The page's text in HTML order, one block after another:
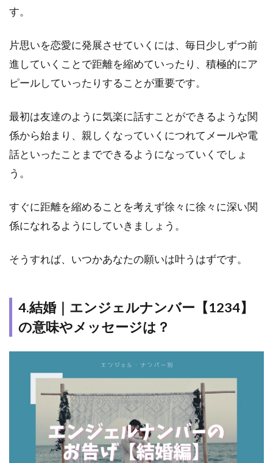
す。
片思いを恋愛に発展させていくには、毎日少しずつ前
進していくことで距離を縮めていったり、積極的にア
ピールしていったりすることが重要です。
最初は友達のように気楽に話すことができるような関
係から始まり、親しくなっていくにつれてメールや電
話といったことまでできるようになっていくでしょ
う。
すぐに距離を縮めることを考えず徐々に徐々に深い関
係になれるようにしていきましょう。
そうすれば、いつかあなたの願いは叶うはずです。
4.結婚｜エンジェルナンバー【1234】
の意味やメッセージは？